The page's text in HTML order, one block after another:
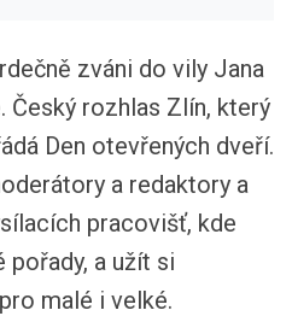
zváni do vily Jana
Český rozhlas Zlín, který
Den otevřených dveří.
a redaktory a
pracovišť, kde
pořady, a užít si
malé i velké.